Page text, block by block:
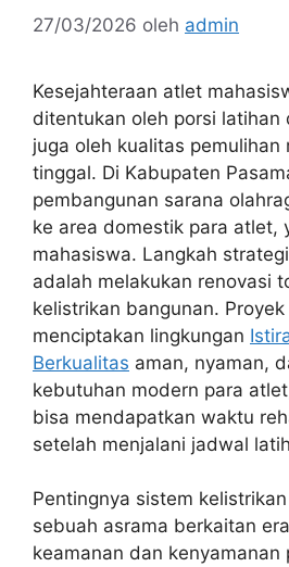
27/03/2026 oleh admin
Kesejahteraan atlet
ditentukan oleh porsi latihan
juga oleh kualitas
tinggal. Di Kabupaten
pembangunan sarana
ke area domestik para atlet,
mahasiswa. Langkah
adalah melakukan renovasi
kelistrikan bangunan.
menciptakan lingkungan
Berkualitas aman, nyaman,
kebutuhan modern para
bisa mendapatkan waktu
setelah menjalani jadwal
Pentingnya sistem
sebuah asrama berkaitan
keamanan dan kenyamanan